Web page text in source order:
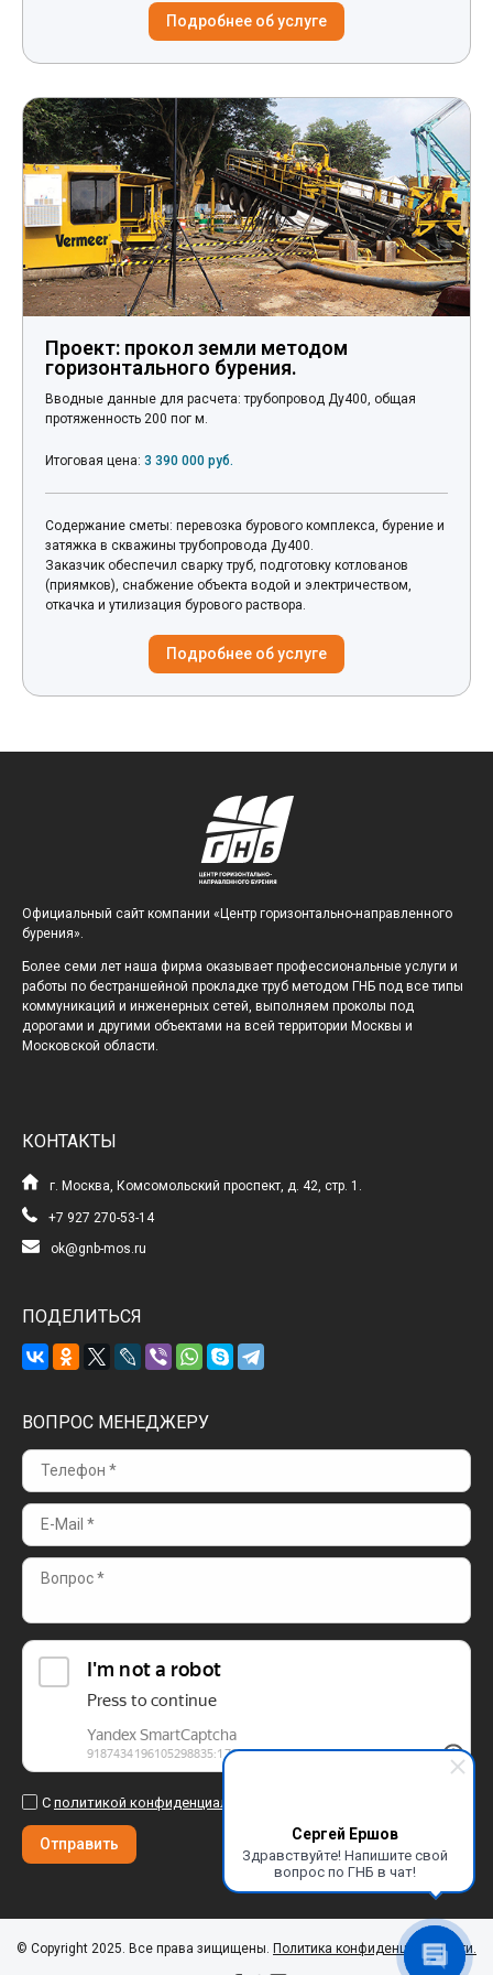
Сергей Ершов
Здравствуйте! Напишите свой
вопрос по ГНБ в чат!
Подробнее об услуге
Проект: прокол земли методом
горизонтального бурения.
Вводные данные для расчета: трубопровод Ду400, общая
протяженность 200 пог м.
Итоговая цена: 3 390 000 руб.
Содержание сметы: перевозка бурового комплекса, бурение и
затяжка в скважины трубопровода Ду400.
Заказчик обеспечил сварку труб, подготовку котлованов
(приямков), снабжение объекта водой и электричеством,
откачка и утилизация бурового раствора.
Подробнее об услуге
Официальный сайт компании «Центр горизонтально-направленного
бурения».
Более семи лет наша фирма оказывает профессиональные услуги и
работы по бестраншейной прокладке труб методом ГНБ под все типы
коммуникаций и инженерных сетей, выполняем проколы под
дорогами и другими объектами на всей территории Москвы и
Московской области.
КОНТАКТЫ
г. Москва, Комсомольский проспект, д. 42, стр. 1.
+7 927 270-53-14
ok@gnb-mos.ru
ПОДЕЛИТЬСЯ
ВОПРОС МЕНЕДЖЕРУ
С политикой конфиденциальности
Отправить
© Copyright 2025. Все права зищищены. Политика конфиденциальности.